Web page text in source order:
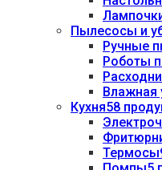
Пылесосы и
Ручные
Роботы
Влажная
Кухня58
Термосы